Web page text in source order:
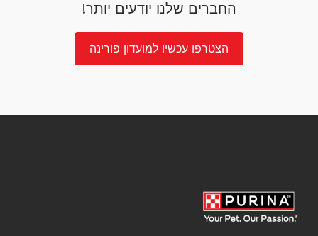
החברים שלנו יודעים יותר!
הצטרפו עכשיו למועדון פורינה